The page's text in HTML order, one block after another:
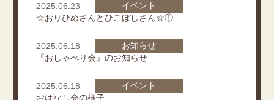
2025.06.23
イベント
☆おりひめさんとひこぼしさん☆①
2025.06.18
お知らせ
『おしゃべり会』のお知らせ
2025.06.18
イベント
おはなし会の様子